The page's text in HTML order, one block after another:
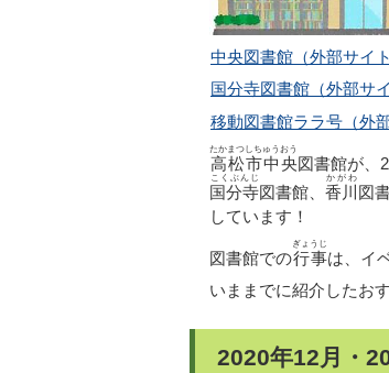
中央図書館（外部サイト
国分寺図書館（外部サイ
移動図書館ララ号（外
高松市中央
たかまつしちゅうおう
図書館が、
国分寺
こくぶんじ
図書館、 香川
かがわ
図
しています！
図書館での行事
ぎょうじ
は、イ
いままでに紹介したお
2020年12月・